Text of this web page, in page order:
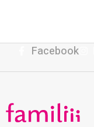
Facebook